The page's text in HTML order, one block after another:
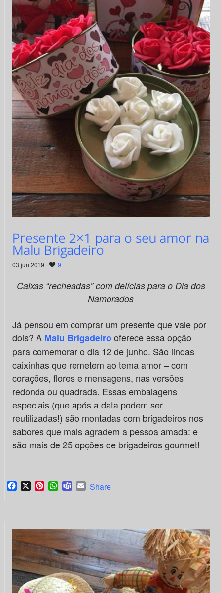
Presente 2×1 para o seu amor na
Malu Brigadeiro
03 jun 2019 · 9
Caixas “recheadas” com delícias para o Dia dos
Namorados
Já pensou em comprar um presente que vale por
dois? A Malu Brigadeirooferece essa opção
para comemorar o dia 12 de junho. São lindas
caixinhas que remetem ao tema amor – com
corações, flores e mensagens, nas versões
redonda ou quadrada. Essas embalagens
especiais (que após a data podem ser
reutilizadas!) são montadas com brigadeiros nos
sabores que mais agradem a pessoa amada: e
são mais de 25 opções de brigadeiros gourmet!
Facebook
X PinterestWhatsApp
TeamsEmail
Share